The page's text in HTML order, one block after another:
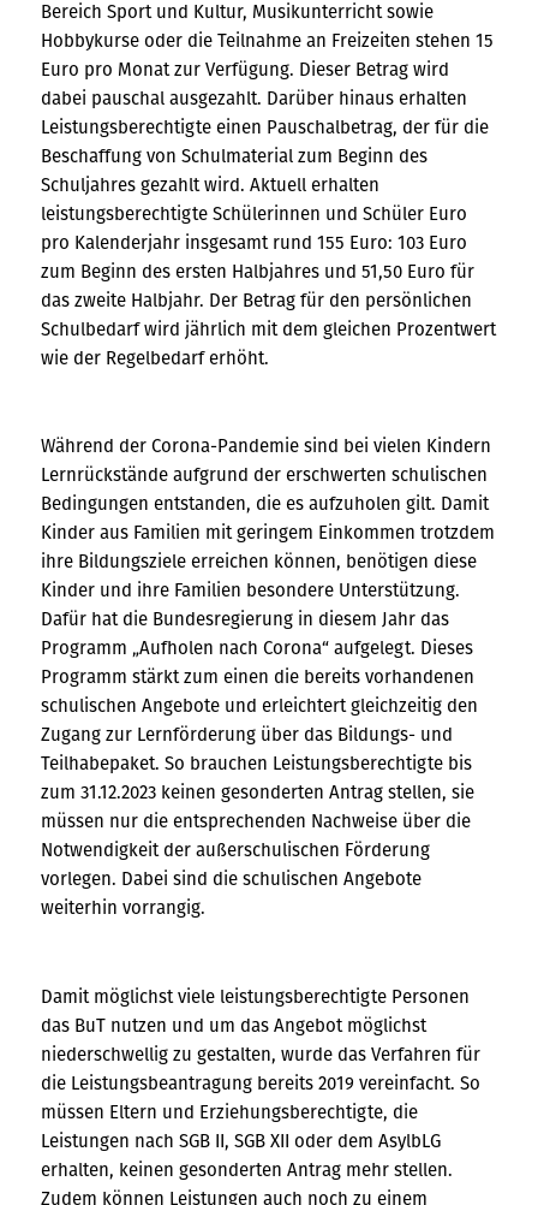
Bereich Sport und Kultur, Musikunterricht sowie
Hobbykurse oder die Teilnahme an Freizeiten stehen 15
Euro pro Monat zur Verfügung. Dieser Betrag wird
dabei pauschal ausgezahlt. Darüber hinaus erhalten
Leistungsberechtigte einen Pauschalbetrag, der für die
Beschaffung von Schulmaterial zum Beginn des
Schuljahres gezahlt wird. Aktuell erhalten
leistungsberechtigte Schülerinnen und Schüler Euro
pro Kalenderjahr insgesamt rund 155 Euro: 103 Euro
zum Beginn des ersten Halbjahres und 51,50 Euro für
das zweite Halbjahr. Der Betrag für den persönlichen
Schulbedarf wird jährlich mit dem gleichen Prozentwert
wie der Regelbedarf erhöht.
Während der Corona-Pandemie sind bei vielen Kindern
Lernrückstände aufgrund der erschwerten schulischen
Bedingungen entstanden, die es aufzuholen gilt. Damit
Kinder aus Familien mit geringem Einkommen trotzdem
ihre Bildungsziele erreichen können, benötigen diese
Kinder und ihre Familien besondere Unterstützung.
Dafür hat die Bundesregierung in diesem Jahr das
Programm „Aufholen nach Corona“ aufgelegt. Dieses
Programm stärkt zum einen die bereits vorhandenen
schulischen Angebote und erleichtert gleichzeitig den
Zugang zur Lernförderung über das Bildungs- und
Teilhabepaket. So brauchen Leistungsberechtigte bis
zum 31.12.2023 keinen gesonderten Antrag stellen, sie
müssen nur die entsprechenden Nachweise über die
Notwendigkeit der außerschulischen Förderung
vorlegen. Dabei sind die schulischen Angebote
weiterhin vorrangig.
Damit möglichst viele leistungsberechtigte Personen
das BuT nutzen und um das Angebot möglichst
niederschwellig zu gestalten, wurde das Verfahren für
die Leistungsbeantragung bereits 2019 vereinfacht. So
müssen Eltern und Erziehungsberechtigte, die
Leistungen nach SGB II, SGB XII oder dem AsylbLG
erhalten, keinen gesonderten Antrag mehr stellen.
Zudem können Leistungen auch noch zu einem